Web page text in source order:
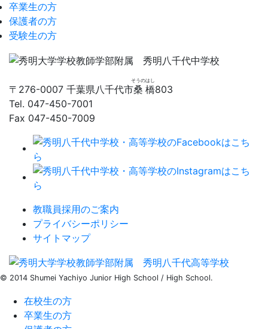
卒業生の方
保護者の方
受験生の方
〒276-0007 千葉県八千代市桑
そうの
橋
はし
803
Tel. 047-450-7001
Fax 047-450-7009
教職員採用のご案内
プライバシーポリシー
サイトマップ
© 2014 Shumei Yachiyo Junior High School / High School.
在校生の方
卒業生の方